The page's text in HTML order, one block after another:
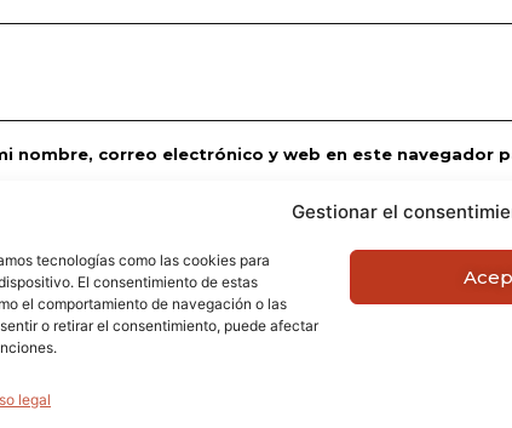
Gestionar el
tecnologías como las cookies para
El consentimiento de estas
el comportamiento de navegación o las
o retirar el consentimiento, puede afectar
legal
nombre, correo electrónico y web en este navegador